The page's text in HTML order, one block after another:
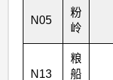
N05
粉
岭
N13
粮
船